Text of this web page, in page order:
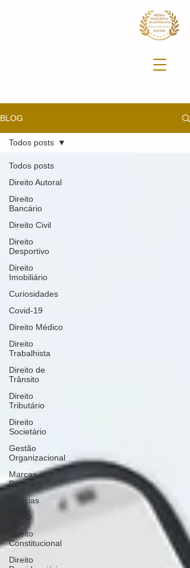
BLOG
Todos posts
Direito Autoral
Direito
Bancário
Direito Civil
Direito
Desportivo
Direito
Imobiliário
Curiosidades
Covid-19
Direito Médico
Direito
Trabalhista
Direito de
Trânsito
Direito
Tributário
Direito
Societário
Gestão
Organizacional
Marcas e
Patentes
Notícias
LGPD
Direito
Constitucional
Direito
Todos posts